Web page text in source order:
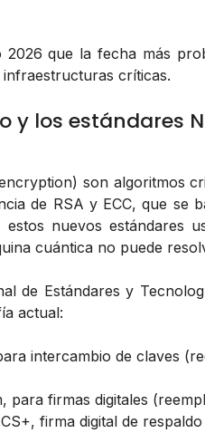
que la fecha más
críticas.
los estándares
son algoritmos
de RSA y ECC, que se
nuevos estándares
cuántica no puede
de Estándares y
actual:
intercambio de claves
para firmas digitales
firma digital de